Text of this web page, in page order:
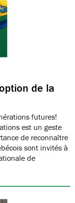
de la
futures!
est un geste
de reconnaître
sont invités à
de